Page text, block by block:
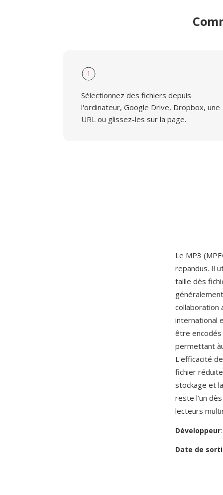
1
Sélectionnez des fichiers depuis
l'ordinateur, Google Drive, Dropbox, une
URL ou glissez-les sur la page.
Le MP3
repandus. Il
taille dès
collaboration
international
être
permettant
L'efficacité
fichier
stockage et
reste l'un
lecteurs
Développeur:
Date de